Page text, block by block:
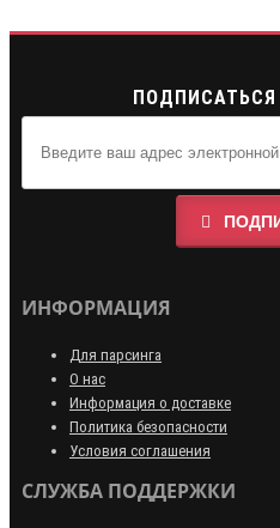
ИНФОРМАЦИЯ
Для парсинга
О нас
Информация о доставке
Политика безопасности
Условия соглашения
СЛУЖБА ПОДДЕРЖКИ